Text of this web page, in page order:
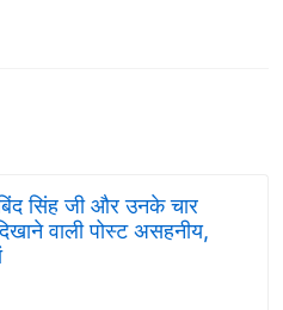
सिंह जी और उनके चार
वाली पोस्ट असहनीय,